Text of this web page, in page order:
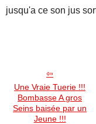
jusqu'a ce son jus
Une Vraie Tuerie !!!
Bombasse A gros
Seins baisée par un
Jeune !!!